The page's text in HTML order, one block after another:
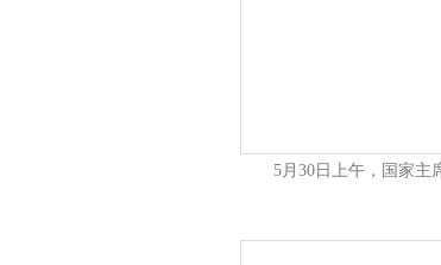
5月30日上午，国家主